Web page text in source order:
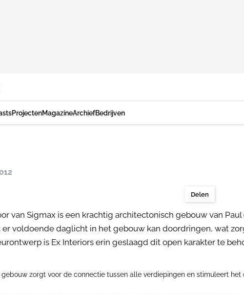
ProjectenMagazineArchiefBedrijven
Delen
van Sigmax is een krachtig architectonisch gebouw van
voldoende daglicht in het gebouw kan doordringen, wat
is Ex Interiors erin geslaagd dit open karakter te
zorgt voor de connectie tussen alle verdiepingen en stimuleert